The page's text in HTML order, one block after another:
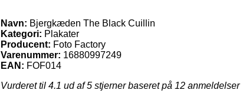
Navn: Bjergkæden The Black Cuillin
Kategori: Plakater
Producent: Foto Factory
Varenummer: 16880997249
EAN: FOF014
Vurderet til 4.1 ud af 5 stjerner baseret på 12 anmeldelser